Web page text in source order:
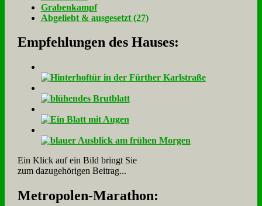
Gra­ben­kampf
Ab­ge­liebt & aus­ge­setzt (27)
Empfehlungen des Hauses:
Ein Klick auf ein Bild bringt Sie
zum dazugehörigen Beitrag...
Me­tro­po­len-Ma­ra­thon: